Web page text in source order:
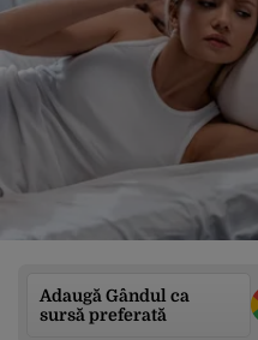
Adaugă Gândul ca
sursă preferată